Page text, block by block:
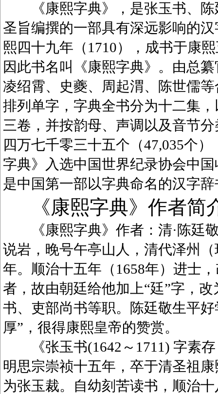
《康熙字典》，是张玉书、陈
圣旨编撰的一部具有深远影响的
熙四十九年（1710），成书于康
因此书名叫《康熙字典》。由总
凌绍霄、史夔、周起渭、陈世儒
排列单字，字典全书分为十二集
三卷，并按韵母、声调以及音节
四万七千零三十五个（47,035个
字典》入选中国世界纪录协会中
是中国第一部以字典命名的汉字辞
《康熙字典》作者简
《康熙字典》作者：清·陈廷敬
说岩，晚号午亭山人，清代泽州
年。顺治十五年（1658年）进士
者，故由朝廷给他加上“廷”字，
书、吏部尚书等职。陈廷敬生平
厚”，很得康熙皇帝的赞赏。
《张玉书(1642～1711) 字素存
明思宗崇祯十五年，卒于清圣祖
为张玉裁。自幼刻苦读书，顺治